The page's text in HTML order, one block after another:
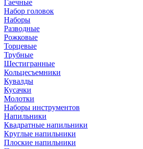
Гаечные
Набор головок
Наборы
Разводные
Рожковые
Торцевые
Трубные
Шестигранные
Кольцесъемники
Кувалды
Кусачки
Молотки
Наборы инструментов
Напильники
Квадратные напильники
Круглые напильники
Плоские напильники